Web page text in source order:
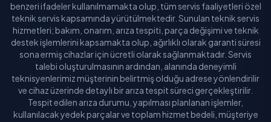
benzeri ifadeler kullanılmamakta olup, tüm servis faaliyetleri özel
teknik servis kapsamında yürütülmektedir. Sunulan teknik servis
hizmetleri; bakım, onarım, arıza tespiti, parça değişimi ve teknik
destek işlemlerini kapsamakta olup, ağırlıklı olarak garanti süresi
sona ermiş cihazlar için ücretli olarak sağlanmaktadır. Servis
talebi oluşturulmasının ardından, alanında deneyimli
teknisyenlerimiz müşterinin belirtmiş olduğu adrese yönlendirilir
ve cihaz üzerinde detaylı bir arıza tespit süreci gerçekleştirilir.
Tespit edilen arıza durumu, yapılması planlanan işlemler,
kullanılacak yedek parçalar ve toplam hizmet bedeli, müşteriye